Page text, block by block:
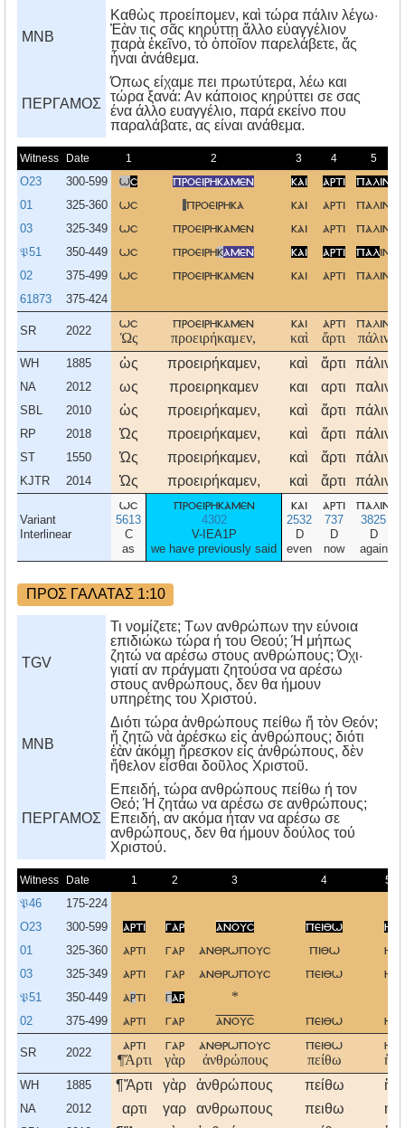
MNB
Καθὼς προείπομεν, καὶ τώρα πάλιν λέγω·
Ἐὰν τις σᾶς κηρύττῃ ἄλλο εὐαγγέλιον
παρὰ ἐκεῖνο, τὸ ὁποῖον παρελάβετε, ἄς
ἦναι ἀνάθεμα.
ΠΕΡΓΑΜΟΣ
Όπως είχαμε πει πρωτύτερα, λέω και
τώρα ξανά: Aν κάποιος κηρύττει σε σας
ένα άλλο ευαγγέλιο, παρά εκείνο που
παραλάβατε, ας είναι ανάθεμα.
Witness Date 1 2 3 4 5
O23 300-599 ωσ προειρηκαμεν και αρτι παλιν
01 325-360 ωσ προειρηκα και αρτι παλιν
03 325-349 ωσ προειρηκαμεν και αρτι παλιν
𝔓51 350-449 ωσ προειρηκαμεν και αρτι παλιν
02 375-499 ωσ προειρηκαμεν και αρτι παλιν
61873 375-424
SR 2022
ωσ
Ὡς
προειρηκαμεν
προειρήκαμεν,
και
καὶ
αρτι
ἄρτι
παλιν
πάλιν
WH 1885 ὡς προειρήκαμεν, καὶ ἄρτι πάλιν
NA 2012 ως προειρηκαμεν και αρτι παλιν
SBL 2010 ὡς προειρήκαμεν, καὶ ἄρτι πάλιν
RP 2018 Ὡς προειρήκαμεν, καὶ ἄρτι πάλιν
ST 1550 Ὡς προειρήκαμεν, καὶ ἄρτι πάλιν
KJTR 2014 Ὡς προειρήκαμεν, καὶ ἄρτι πάλιν
Variant
Interlinear
ωσ
5613
C
as
προειρηκαμεν
4302
V-IEA1P
we have previously said
και
2532
D
even
αρτι
737
D
now
παλιν
3825
D
again
ΠΡΟΣ ΓΑΛΑΤΑΣ 1:10
TGV
Τι νομίζετε; Των ανθρώπων την εύνοια
επιδιώκω τώρα ή του Θεού; Ή μήπως
ζητώ να αρέσω στους ανθρώπους; Όχι·
γιατί αν πράγματι ζητούσα να αρέσω
στους ανθρώπους, δεν θα ήμουν
υπηρέτης του Χριστού.
MNB
Διότι τώρα ἀνθρώπους πείθω ἤ τὸν Θεόν;
ἤ ζητῶ νὰ ἀρέσκω εἰς ἀνθρώπους; διότι
ἐὰν ἀκόμη ἤρεσκον εἰς ἀνθρώπους, δὲν
ἤθελον εἶσθαι δοῦλος Χριστοῦ.
ΠΕΡΓΑΜΟΣ
Eπειδή, τώρα ανθρώπους πείθω ή τον
Θεό; Ή ζητάω να αρέσω σε ανθρώπους;
Eπειδή, αν ακόμα ήταν να αρέσω σε
ανθρώπους, δεν θα ήμουν δούλος τού
Xριστού.
Witness Date 1 2 3 4 5
𝔓46
175-224
O23
300-599 αρτι γαρ ανουσ πειθω η
01 325-360 αρτι γαρ ανθρωπουσ πιθω η
03 325-349 αρτι γαρ ανθρωπουσ πειθω η
𝔓51 350-449 αρτι γαρ *
02 375-499 αρτι γαρ ανουσ πειθω η
SR 2022
αρτι
¶Ἄρτι
γαρ
γὰρ
ανθρωπουσ
ἀνθρώπους
πειθω
πείθω
η
ἢ
WH 1885 ¶Ἄρτι γὰρ ἀνθρώπους πείθω ἢ
NA 2012 αρτι γαρ ανθρωπους πειθω η